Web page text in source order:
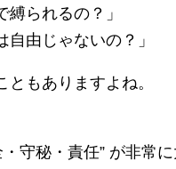
縛られるの？」
自由じゃないの？」
ともありますよね。
・守秘・責任” が非常